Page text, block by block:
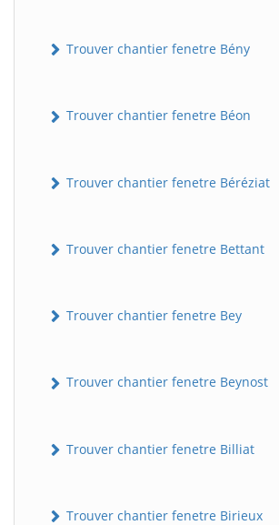
Trouver chantier fenetre Bény
Trouver chantier fenetre Béon
Trouver chantier fenetre Béréziat
Trouver chantier fenetre Bettant
Trouver chantier fenetre Bey
Trouver chantier fenetre Beynost
Trouver chantier fenetre Billiat
Trouver chantier fenetre Birieux